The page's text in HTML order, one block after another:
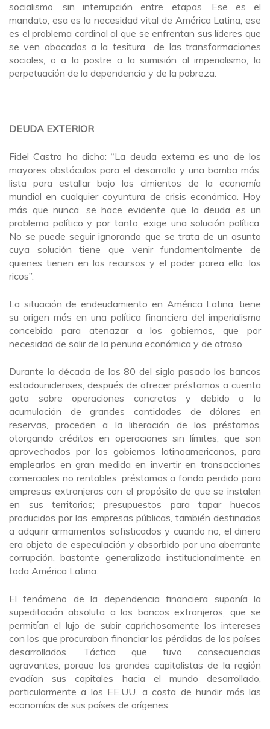
socialismo, sin interrupción entre etapas. Ese es el
mandato, esa es la necesidad vital de América Latina, ese
es el problema cardinal al que se enfrentan sus líderes que
se ven abocados a la tesitura de las transformaciones
sociales, o a la postre a la sumisión al imperialismo, la
perpetuación de la dependencia y de la pobreza.
DEUDA EXTERIOR
Fidel Castro ha dicho: “La deuda externa es uno de los
mayores obstáculos para el desarrollo y una bomba más,
lista para estallar bajo los cimientos de la economía
mundial en cualquier coyuntura de crisis económica. Hoy
más que nunca, se hace evidente que la deuda es un
problema político y por tanto, exige una solución política.
No se puede seguir ignorando que se trata de un asunto
cuya solución tiene que venir fundamentalmente de
quienes tienen en los recursos y el poder parea ello: los
ricos”.
La situación de endeudamiento en América Latina, tiene
su origen más en una política financiera del imperialismo
concebida para atenazar a los gobiernos, que por
necesidad de salir de la penuria económica y de atraso
Durante la década de los 80 del siglo pasado los bancos
estadounidenses, después de ofrecer préstamos a cuenta
gota sobre operaciones concretas y debido a la
acumulación de grandes cantidades de dólares en
reservas, proceden a la liberación de los préstamos,
otorgando créditos en operaciones sin límites, que son
aprovechados por los gobiernos latinoamericanos, para
emplearlos en gran medida en invertir en transacciones
comerciales no rentables: préstamos a fondo perdido para
empresas extranjeras con el propósito de que se instalen
en sus territorios; presupuestos para tapar huecos
producidos por las empresas públicas, también destinados
a adquirir armamentos sofisticados y cuando no, el dinero
era objeto de especulación y absorbido por una aberrante
corrupción, bastante generalizada institucionalmente en
toda América Latina.
El fenómeno de la dependencia financiera suponía la
supeditación absoluta a los bancos extranjeros, que se
permitían el lujo de subir caprichosamente los intereses
con los que procuraban financiar las pérdidas de los países
desarrollados. Táctica que tuvo consecuencias
agravantes, porque los grandes capitalistas de la región
evadían sus capitales hacia el mundo desarrollado,
particularmente a los EE.UU. a costa de hundir más las
economías de sus países de orígenes.